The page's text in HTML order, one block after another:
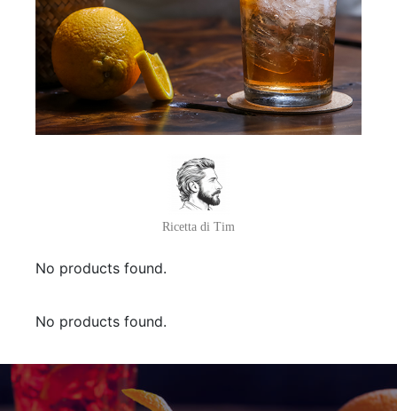
Ricetta di Tim
No products found.
No products found.